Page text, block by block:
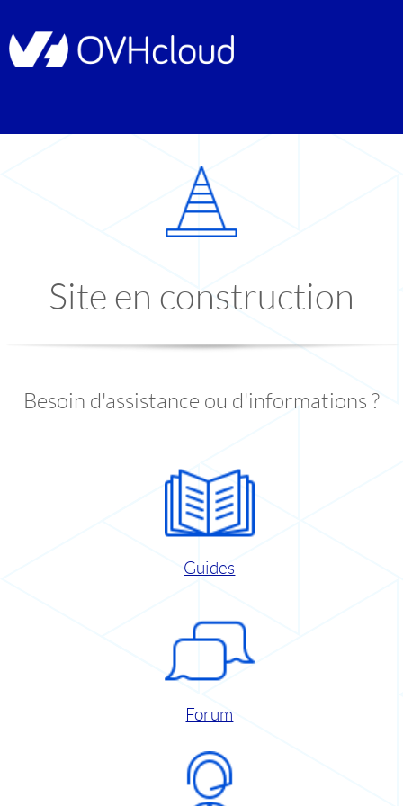
Site en construction
Besoin d'assistance ou d'informations ?
Guides
Forum